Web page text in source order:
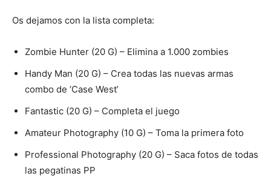
Os dejamos con la lista completa:
Zombie Hunter (20 G) – Elimina a 1.000 zombies
Handy Man (20 G) – Crea todas las nuevas armas
combo de ‘Case West’
Fantastic (20 G) – Completa el juego
Amateur Photography (10 G) – Toma la primera foto
Professional Photography (20 G) – Saca fotos de todas
las pegatinas PP